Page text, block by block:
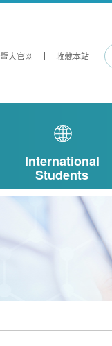
暨大官网 收藏本站
International
Students